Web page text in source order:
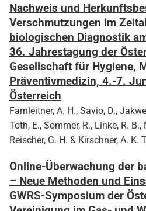
Nachweis und
Verschmutzungen im
biologischen Diagnostik
36. Jahrestagung der
Gesellschaft für Hygiene,
Präventivmedizin, 4.-7.
Österreich
Farnleitner, A. H., Savio, D.,
Toth, E., Sommer, R., Linke, R.
Reischer, G. H. & Kirschner, A. K.
Online-Überwachung der
– Neue Methoden und
GWRS-Symposium der